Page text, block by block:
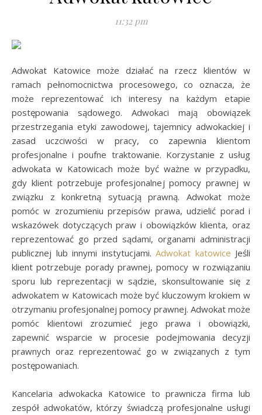
11:32 pm
Adwokat Katowice może działać na rzecz klientów w
ramach pełnomocnictwa procesowego, co oznacza, że
może reprezentować ich interesy na każdym etapie
postępowania sądowego. Adwokaci mają obowiązek
przestrzegania etyki zawodowej, tajemnicy adwokackiej i
zasad uczciwości w pracy, co zapewnia klientom
profesjonalne i poufne traktowanie. Korzystanie z usług
adwokata w Katowicach może być ważne w przypadku,
gdy klient potrzebuje profesjonalnej pomocy prawnej w
związku z konkretną sytuacją prawną. Adwokat może
pomóc w zrozumieniu przepisów prawa, udzielić porad i
wskazówek dotyczących praw i obowiązków klienta, oraz
reprezentować go przed sądami, organami administracji
publicznej lub innymi instytucjami. Adwokat katowice Jeśli
klient potrzebuje porady prawnej, pomocy w rozwiązaniu
sporu lub reprezentacji w sądzie, skonsultowanie się z
adwokatem w Katowicach może być kluczowym krokiem w
otrzymaniu profesjonalnej pomocy prawnej. Adwokat może
pomóc klientowi zrozumieć jego prawa i obowiązki,
zapewnić wsparcie w procesie podejmowania decyzji
prawnych oraz reprezentować go w związanych z tym
postępowaniach.
Kancelaria adwokacka Katowice to prawnicza firma lub
zespół adwokatów, którzy świadczą profesjonalne usługi